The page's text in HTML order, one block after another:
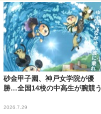
砂金甲子園、神戸女学院が優
勝…全国14校の中高生が腕競う
2026.7.29